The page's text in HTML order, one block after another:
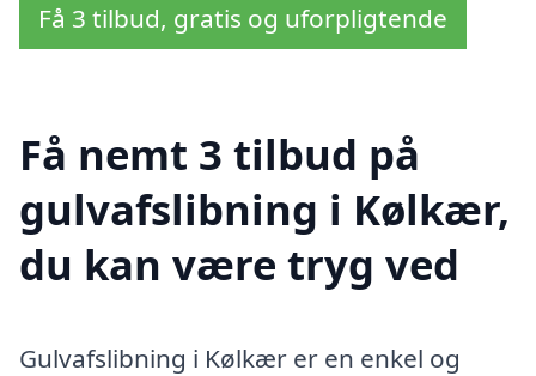
Få 3 tilbud, gratis og uforpligtende
Få nemt 3 tilbud på
gulvafslibning i Kølkær,
du kan være tryg ved
Gulvafslibning i Kølkær er en enkel og